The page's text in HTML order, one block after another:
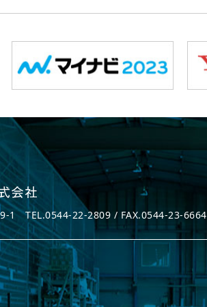
1 TEL.0544-22-2809 / FAX.0544-23-6664